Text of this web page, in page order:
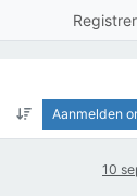
Aanmelden
10